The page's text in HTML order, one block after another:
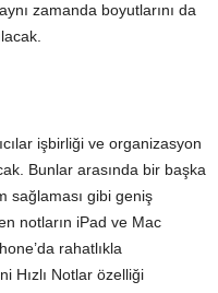
zamanda boyutlarını da
işbirliği ve organizasyon
Bunlar arasında bir başka
sağlaması gibi geniş
notların iPad ve Mac
rahatlıkla
Hızlı Notlar özelliği